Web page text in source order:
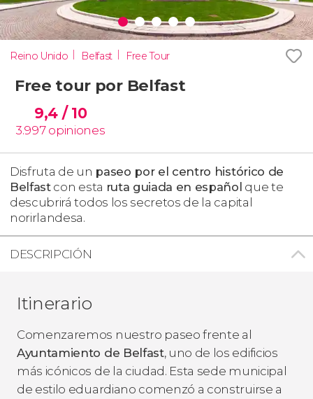
Reino Unido Belfast Free Tour
Free tour por Belfast
9,4 / 10
3.997 opiniones
Disfruta de un paseo por el centro histórico de
Belfastcon esta ruta guiada en español que te
descubrirá todos los secretos de la capital
norirlandesa.
DESCRIPCIÓN
Itinerario
Comenzaremos nuestro paseo frente al
Ayuntamiento de Belfast, uno de los edificios
más icónicos de la ciudad. Esta sede municipal
de estilo eduardiano comenzó a construirse a